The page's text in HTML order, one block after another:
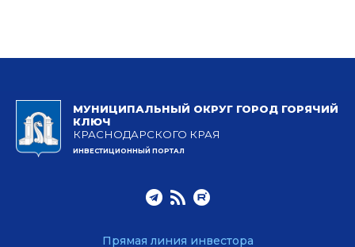
МУНИЦИПАЛЬНЫЙ ОКРУГ ГОРОД ГОРЯЧИЙ
КЛЮЧ
КРАСНОДАРСКОГО КРАЯ
ИНВЕСТИЦИОННЫЙ ПОРТАЛ
Прямая линия инвестора